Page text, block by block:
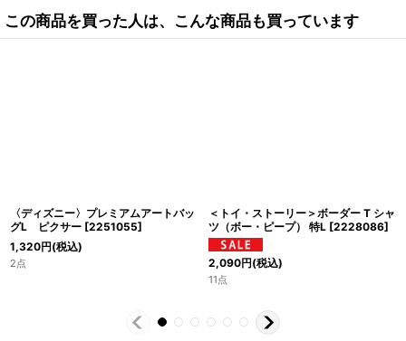
この商品を買った人は、こんな商品も買っています
〈ディズニー〉プレミアムアートバッ
グL ピクサー [2251055]
1,320円(税込)
2点
＜トイ・ストーリー＞ボーダー T シャ
ツ（ボー・ピープ） 特L [2228086]
2,090円(税込)
11点